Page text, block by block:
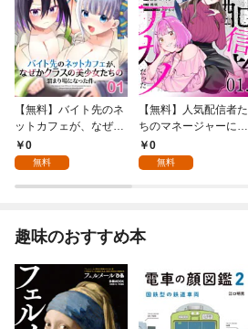
【無料】バイト先のネ
ットカフェが、なぜか
クラスの美少女たちの
溜まり場になった件。
0
無料
【無料】人気配信者た
ちのマネージャーにな
ったら、全員元カノだ
った 第1話【単話版】
0
無料
趣味のおすすめ本